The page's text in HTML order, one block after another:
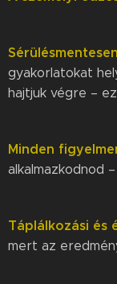
gyakorlatokat
hajtjuk végre –
Minden
alkalmazkodnod
Táplálkozási és
mert az